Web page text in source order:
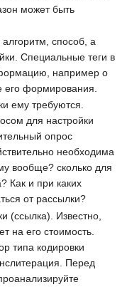
может быть
способ, а
Специальные теги в
например о
его формирования.
ему требуются.
для настройки
опрос
необходима
вообще? сколько для
Как и при каких
от рассылки?
(ссылка). Известно,
на его стоимость.
типа кодировки
Перед